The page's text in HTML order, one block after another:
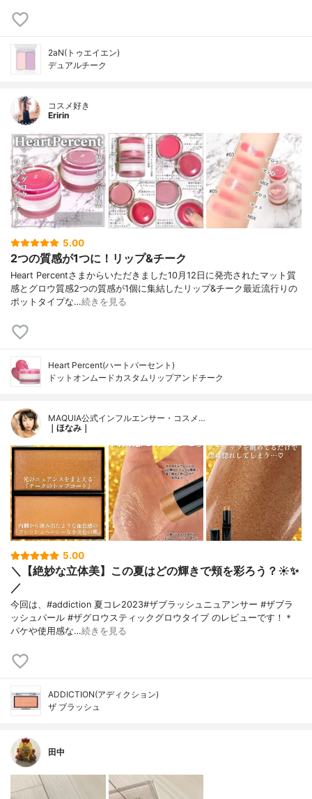
2aN(トゥエイエン)
デュアルチーク
コスメ好き
Eririn
5.00
2つの質感が1つに！リップ&チーク
Heart Percentさまからいただきました10月12日に発売されたマット質
感とグロウ質感2つの質感が1個に集結したリップ&チーク最近流行りの
ポットタイプな…続きを見る
Heart Percent(ハートパーセント)
ドットオンムードカスタムリップアンドチーク
MAQUIA公式インフルエンサー・コスメ…
｜ほなみ｜
5.00
＼【絶妙な立体美】この夏はどの輝きで頬を彩ろう？☀️✨
／
今回は、#addiction 夏コレ2023#ザブラッシュニュアンサー #ザブラ
ッシュパール #ザグロウスティックグロウタイプ のレビューです！＊
パケや使用感な…続きを見る
ADDICTION(アディクション)
ザ ブラッシュ
田中